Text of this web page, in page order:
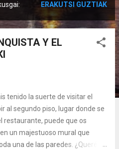
ERAKUTSI GUZTIAK
Y EL
tenido la suerte de visitar el
al segundo piso, lugar donde se
restaurante, puede que os
un majestuoso mural que
una de las paredes. ¿Queréis